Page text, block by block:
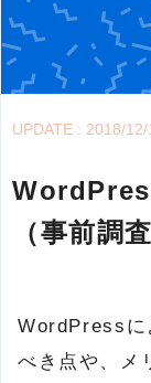
UPDATE : 2018/12/
（事前調
WordPressに
べき点や、メ